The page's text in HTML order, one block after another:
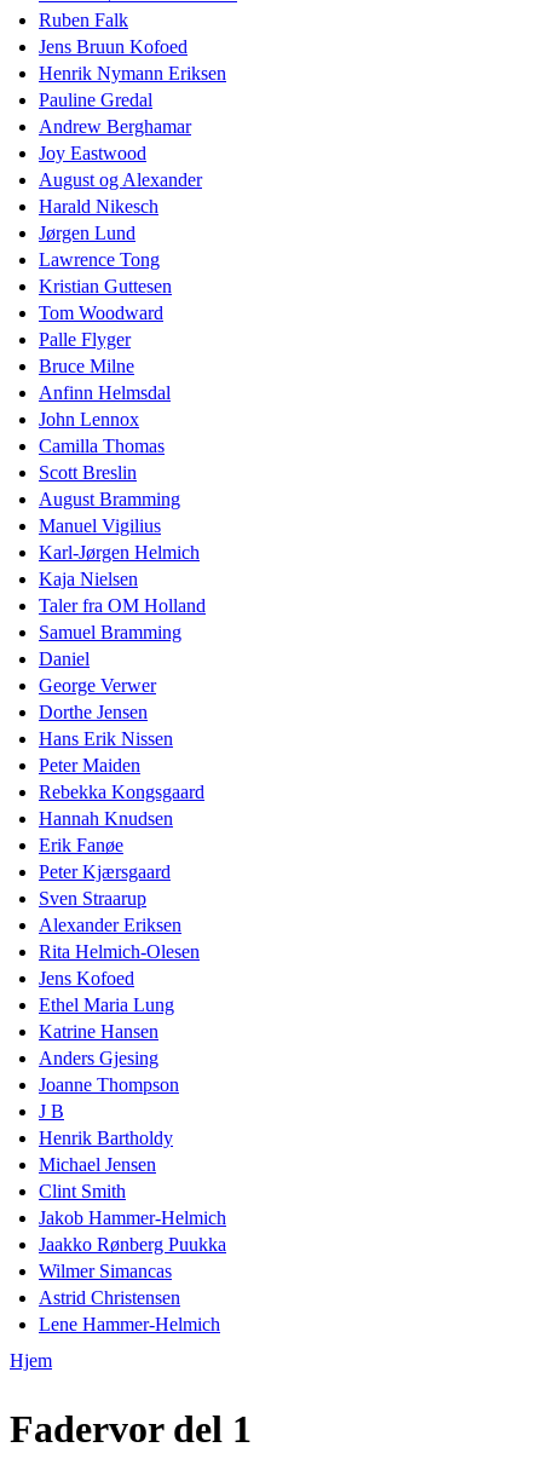
Ruben Falk
Jens Bruun Kofoed
Henrik Nymann Eriksen
Pauline Gredal
Andrew Berghamar
Joy Eastwood
August og Alexander
Harald Nikesch
Jørgen Lund
Lawrence Tong
Kristian Guttesen
Tom Woodward
Palle Flyger
Bruce Milne
Anfinn Helmsdal
John Lennox
Camilla Thomas
Scott Breslin
August Bramming
Manuel Vigilius
Karl-Jørgen Helmich
Kaja Nielsen
Taler fra OM Holland
Samuel Bramming
Daniel
George Verwer
Dorthe Jensen
Hans Erik Nissen
Peter Maiden
Rebekka Kongsgaard
Hannah Knudsen
Erik Fanøe
Peter Kjærsgaard
Sven Straarup
Alexander Eriksen
Rita Helmich-Olesen
Jens Kofoed
Ethel Maria Lung
Katrine Hansen
Anders Gjesing
Joanne Thompson
J B
Henrik Bartholdy
Michael Jensen
Clint Smith
Jakob Hammer-Helmich
Jaakko Rønberg Puukka
Wilmer Simancas
Astrid Christensen
Lene Hammer-Helmich
Hjem
Fadervor del 1